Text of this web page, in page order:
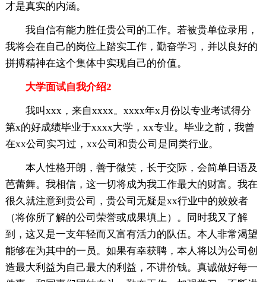
才是真实的内涵。
我自信有能力胜任贵公司的工作。若被贵单位录用，
我将会在自己的岗位上踏实工作，勤奋学习，并以良好的
拼搏精神在这个集体中实现自己的价值。
大学面试自我介绍2
我叫xxx，来自xxxx。xxxx年x月份以专业考试得分
第x的好成绩毕业于xxxx大学，xx专业。毕业之前，我曾
在xx公司实习过，xx公司和贵公司是同类行业。
本人性格开朗，善于微笑，长于交际，会简单日语及
芭蕾舞。我相信，这一切将成为我工作最大的财富。我在
很久就注意到贵公司，贵公司无疑是xx行业中的姣姣者
（将你所了解的公司荣誉或成果填上）。同时我又了解
到，这又是一支年轻而又富有活力的队伍。本人非常渴望
能够在为其中的一员。如果有幸获聘，本人将以为公司创
造最大利益为自己最大的利益，不讲价钱。真诚做好每一